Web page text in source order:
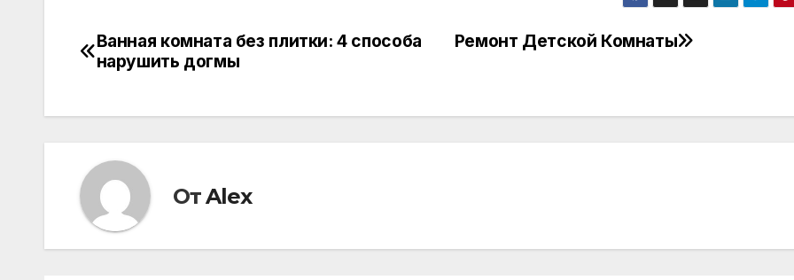
Навигация
записям
Ремонт Детской Комнаты
Ванная комната без плитки: 4 способа
нарушить догмы
ОтAlex